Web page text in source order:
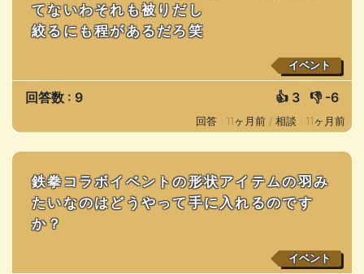
てないわそれも被りだし
絞るにも程があるだろ笑
イベント
回答数 : 9 👍 3 👎 -6
回答 : 11ヶ月前 / 相談 : 11ヶ月前
鉄拳コラボイベントの形状アイテムの羽み
たいなのはどうやって手に入れるのです
か？
イベント